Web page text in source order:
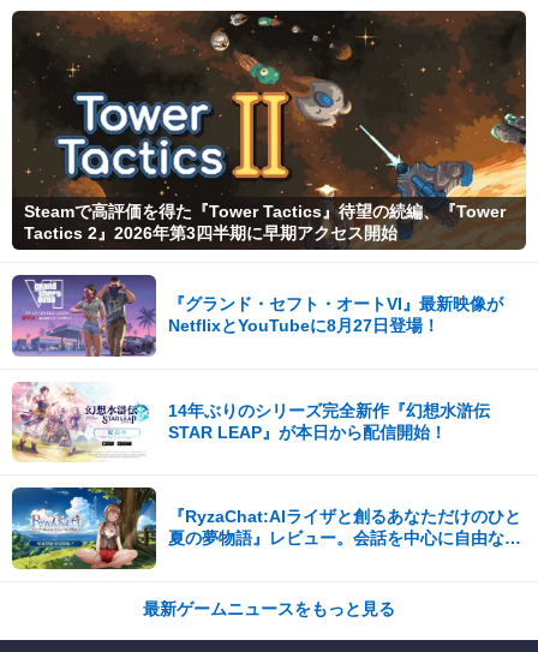
Steamで高評価を得た『Tower Tactics』待望の続編、『Tower
Tactics 2』2026年第3四半期に早期アクセス開始
『グランド・セフト・オートVI』最新映像が
NetflixとYouTubeに8月27日登場！
14年ぶりのシリーズ完全新作『幻想水滸伝
STAR LEAP』が本日から配信開始！
『RyzaChat:AIライザと創るあなただけのひと
夏の夢物語』レビュー。会話を中心に自由な冒
最新ゲームニュースをもっと見る